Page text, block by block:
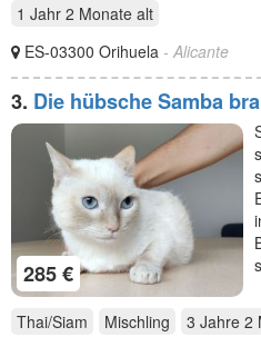
1 Jahr 2 Monate alt
ES-03300 Orihuela - Alicante
3. Die hübsche Samba
Zuhause/eine Pflegestelle
285 €
Thai/Siam Mischling 3 Jahre 2